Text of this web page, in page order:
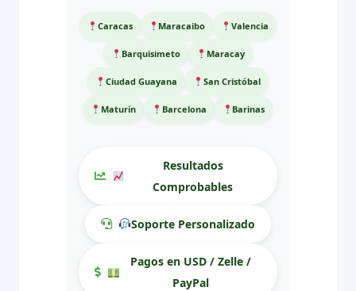
Caracas Maracaibo Valencia
Barquisimeto Maracay
Ciudad Guayana San Cristóbal
Maturín Barcelona Barinas
Resultados
Comprobables
Soporte Personalizado
Pagos en USD / Zelle /
PayPal